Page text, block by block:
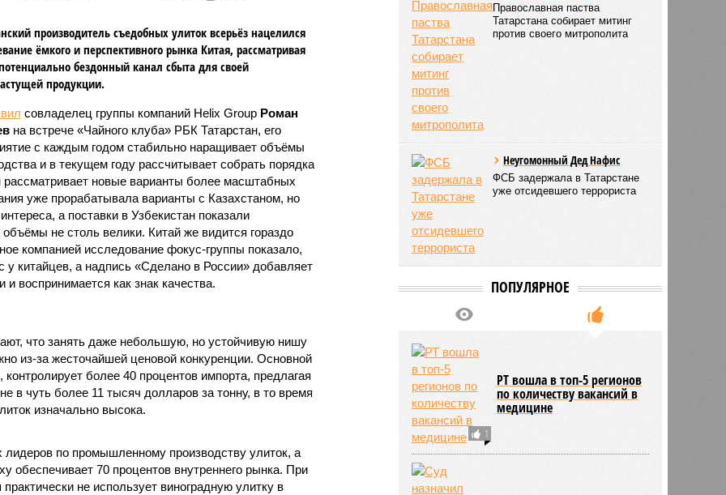
производитель съедобных улиток всерьёз нацелился
ёмкого и перспективного рынка Китая, рассматривая
бездонный канал сбыта для своей
продукции.
совладелец группы компаний Helix Group Роман
на встрече «Чайного клуба» РБК Татарстан, его
с каждым годом стабильно наращивает объёмы
и в текущем году рассчитывает собрать порядка
рассматривает новые варианты более масштабных
уже прорабатывала варианты с Казахстаном, но
а поставки в Узбекистан показали
не столь велики. Китай же видится гораздо
компанией исследование фокус-группы показало,
у китайцев, а надпись «Сделано в России» добавляет
и воспринимается как знак качества.
что занять даже небольшую, но устойчивую нишу
из-за жесточайшей ценовой конкуренции. Основной
более 40 процентов импорта, предлагая
в чуть более 11 тысяч долларов за тонну, в то время
изначально высока.
по промышленному производству улиток, а
обеспечивает 70 процентов внутреннего рынка. При
не использует виноградную улитку в
Православная паства
Татарстана собирает митинг
против своего митрополита
Неугомонный Дед Нафис
ФСБ задержала в Татарстане
уже отсидевшего террориста
ПОПУЛЯРНОЕ
1
РТ вошла в топ-5 регионов
по количеству вакансий в
медицине